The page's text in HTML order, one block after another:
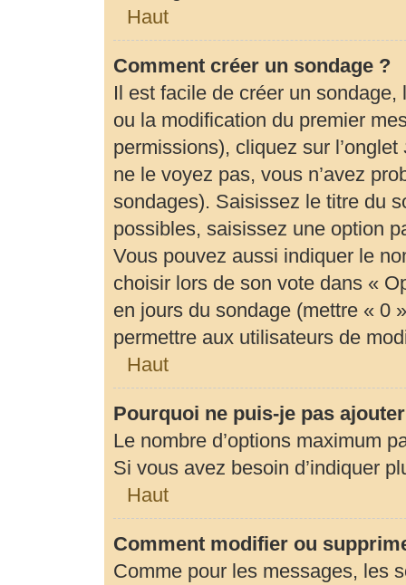
Haut
Comment créer un sondage ?
Il est facile de créer un sondage,
ou la modification du premier
permissions), cliquez sur l’onglet
ne le voyez pas, vous n’avez
sondages). Saisissez le titre du
possibles, saisissez une option
Vous pouvez aussi indiquer le
choisir lors de son vote dans «
en jours du sondage (mettre « 0
permettre aux utilisateurs de
Haut
Pourquoi ne puis-je pas
Le nombre d’options maximum
Si vous avez besoin d’indiquer
Haut
Comment modifier ou
Comme pour les messages, les